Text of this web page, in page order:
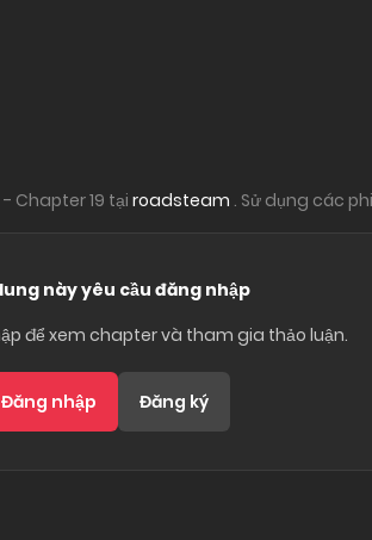
Chapter 19 tại roadsteam . Sử dụng các
này yêu cầu đăng nhập
để xem chapter và tham gia thảo luận.
Đăng nhập Đăng ký